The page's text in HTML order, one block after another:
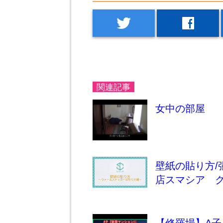
twitter facebook
関連記事
女中の部屋
壁紙の貼り方/
店スマシア